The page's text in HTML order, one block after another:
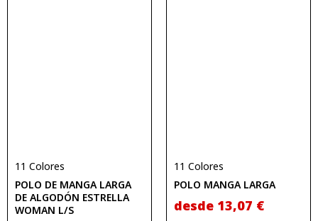
11 Colores
POLO DE MANGA LARGA
DE ALGODÓN ESTRELLA
WOMAN L/S
11 Colores
POLO MANGA LARGA
desde 13,07 €